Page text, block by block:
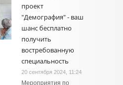
проект
"Демография" - ваш
шанс бесплатно
получить
востребованную
специальность
20 сентября 2024, 11:24
Мероприятия по